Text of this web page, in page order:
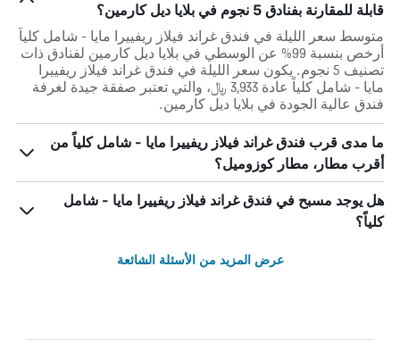
قابلة للمقارنة بفنادق 5 نجوم في بلايا ديل كارمين؟
متوسط سعر الليلة في فندق غراند فيلاز ريفييرا مايا - شامل كلياً
أرخص بنسبة 99% عن الوسطي في بلايا ديل كارمين لفنادق ذات
تصنيف 5 نجوم. يكون سعر الليلة في فندق غراند فيلاز ريفييرا
مايا - شامل كلياً عادة 3,933 ﷼، والتي تعتبر صفقة جيدة لغرفة
فندق عالية الجودة في بلايا ديل كارمين.
ما مدى قرب فندق غراند فيلاز ريفييرا مايا - شامل كلياً من
أقرب مطار، مطار كوزوميل؟
هل يوجد مسبح في فندق غراند فيلاز ريفييرا مايا - شامل
كلياً؟
عرض المزيد من الأسئلة الشائعة